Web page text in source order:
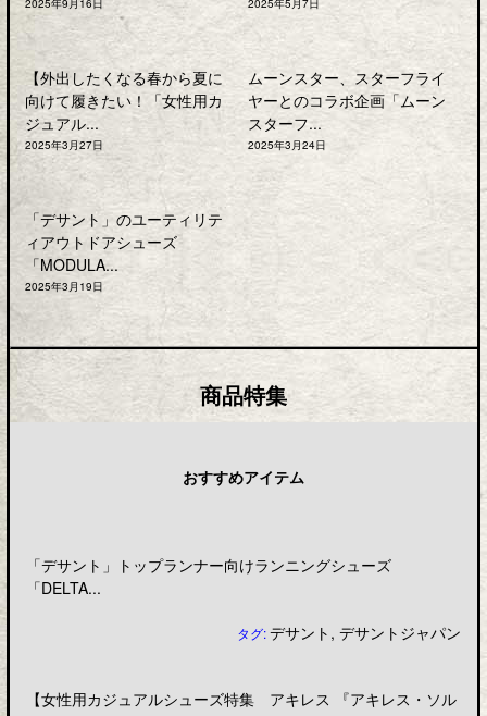
2025年9月16日 2025年5月7日
【外出したくなる春から夏に
向けて履きたい！「女性用カ
ジュアル...
2025年3月27日
ムーンスター、スターフライ
ヤーとのコラボ企画「ムーン
スターフ...
2025年3月24日
「デサント」のユーティリテ
ィアウトドアシューズ
「MODULA...
2025年3月19日
商品特集
おすすめアイテム
「デサント」トップランナー向けランニングシューズ
「DELTA...
タグ:デサント ,デサントジャパン
【女性用カジュアルシューズ特集 アキレス 『アキレス・ソル